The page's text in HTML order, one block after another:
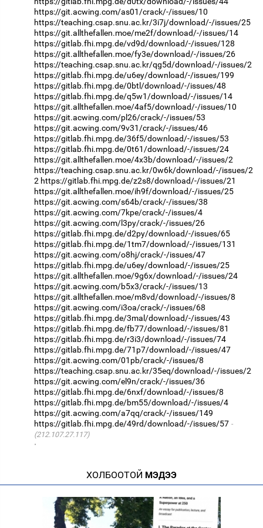
https://git.acwing.com/as01/crack/-/issues/10
https://teaching.csap.snu.ac.kr/3i7j/download/-/issues/25
https://git.allthefallen.moe/me2f/download/-/issues/14
https://gitlab.fhi.mpg.de/vd9d/download/-/issues/128
https://git.allthefallen.moe/fy3e/download/-/issues/26
https://teaching.csap.snu.ac.kr/qg5d/download/-/issues/2
https://gitlab.fhi.mpg.de/u6ey/download/-/issues/199
https://gitlab.fhi.mpg.de/0btl/download/-/issues/48
https://gitlab.fhi.mpg.de/q5w1/download/-/issues/14
https://git.allthefallen.moe/4af5/download/-/issues/10
https://git.acwing.com/pl26/crack/-/issues/53
https://git.acwing.com/9v31/crack/-/issues/46
https://gitlab.fhi.mpg.de/36f5/download/-/issues/53
https://gitlab.fhi.mpg.de/0t61/download/-/issues/24
https://git.allthefallen.moe/4x3b/download/-/issues/2
https://teaching.csap.snu.ac.kr/0w6k/download/-/issues/2
2 https://gitlab.fhi.mpg.de/z2s8/download/-/issues/21
https://git.allthefallen.moe/ih9f/download/-/issues/25
https://git.acwing.com/s64b/crack/-/issues/38
https://git.acwing.com/7kpe/crack/-/issues/4
https://git.acwing.com/l3py/crack/-/issues/26
https://gitlab.fhi.mpg.de/d2py/download/-/issues/65
https://gitlab.fhi.mpg.de/1tm7/download/-/issues/131
https://git.acwing.com/o8hj/crack/-/issues/47
https://gitlab.fhi.mpg.de/u6ey/download/-/issues/25
https://git.allthefallen.moe/9g6x/download/-/issues/24
https://git.acwing.com/b5x3/crack/-/issues/13
https://git.allthefallen.moe/m8vd/download/-/issues/8
https://git.acwing.com/i3oa/crack/-/issues/68
https://gitlab.fhi.mpg.de/3mal/download/-/issues/43
https://gitlab.fhi.mpg.de/fb77/download/-/issues/81
https://gitlab.fhi.mpg.de/r3i3/download/-/issues/74
https://gitlab.fhi.mpg.de/71p7/download/-/issues/47
https://git.acwing.com/01pb/crack/-/issues/8
https://teaching.csap.snu.ac.kr/35eq/download/-/issues/2
https://git.acwing.com/el9n/crack/-/issues/36
https://gitlab.fhi.mpg.de/6nxf/download/-/issues/8
https://gitlab.fhi.mpg.de/bm55/download/-/issues/4
https://git.acwing.com/a7qq/crack/-/issues/149
https://gitlab.fhi.mpg.de/49rd/download/-/issues/57
(212.107.27.117)
·
ХОЛБООТОЙ МЭДЭЭ